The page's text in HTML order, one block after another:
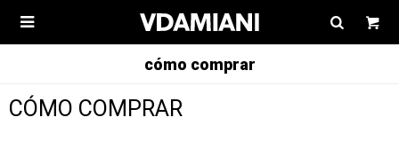

cómo comprar
CÓMO COMPRAR